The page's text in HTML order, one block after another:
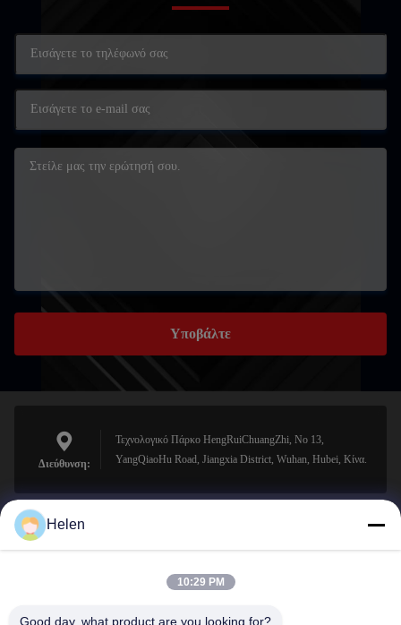
Υποβάλτε
Διεύθυνση:
Τεχνολογικό Πάρκο HengRuiChuangZhi, No 13,
YangQiaoHu Road, Jiangxia District, Wuhan, Hubei, Κίνα.
sales@perfectlaser.net
Helen
10:29 PM
Good day, what product are you looking for?